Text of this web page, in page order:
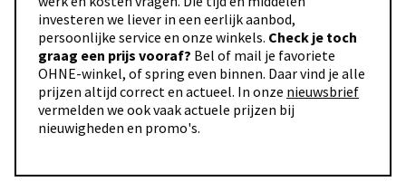
investeren we liever in een eerlijk aanbod,
persoonlijke service en onze winkels. Check je toch
graag een prijs vooraf? Bel of mail je favoriete
OHNE-winkel, of spring even binnen. Daar vind je alle
prijzen altijd correct en actueel. In onze nieuwsbrief
vermelden we ook vaak actuele prijzen bij
nieuwigheden en promo's.